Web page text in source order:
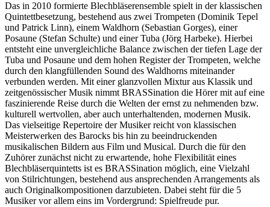
Das in 2010 formierte Blechbläserensemble spielt in der klassischen
Quintettbesetzung, bestehend aus zwei Trompeten (Dominik Tepel
und Patrick Linn), einem Waldhorn (Sebastian Gorges), einer
Posaune (Stefan Schulte) und einer Tuba (Jörg Harbeke). Hierbei
entsteht eine unvergleichliche Balance zwischen der tiefen Lage der
Tuba und Posaune und dem hohen Register der Trompeten, welche
durch den klangfüllenden Sound des Waldhorns miteinander
verbunden werden. Mit einer glanzvollen Mixtur aus Klassik und
zeitgenössischer Musik nimmt BRASSination die Hörer mit auf eine
faszinierende Reise durch die Welten der ernst zu nehmenden bzw.
kulturell wertvollen, aber auch unterhaltenden, modernen Musik.
Das vielseitige Repertoire der Musiker reicht von klassischen
Meisterwerken des Barocks bis hin zu beeindruckenden
musikalischen Bildern aus Film und Musical. Durch die für den
Zuhörer zunächst nicht zu erwartende, hohe Flexibilität eines
Blechbläserquintetts ist es BRASSination möglich, eine Vielzahl
von Stilrichtungen, bestehend aus ansprechenden Arrangements als
auch Originalkompositionen darzubieten. Dabei steht für die 5
Musiker vor allem eins im Vordergrund: Spielfreude pur.